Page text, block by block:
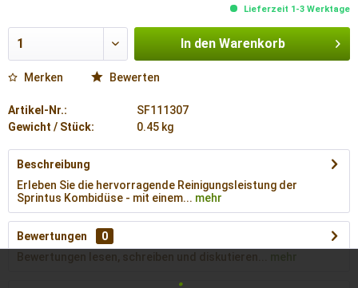
Lieferzeit 1-3 Werktage
In den Warenkorb
Merken Bewerten
Artikel-Nr.:
SF111307
Gewicht / Stück:
0.45 kg
Beschreibung
Erleben Sie die hervorragende Reinigungsleistung der
Sprintus Kombidüse - mit einem... mehr
Bewertungen
0
Bewertungen lesen, schreiben und diskutieren...
mehr